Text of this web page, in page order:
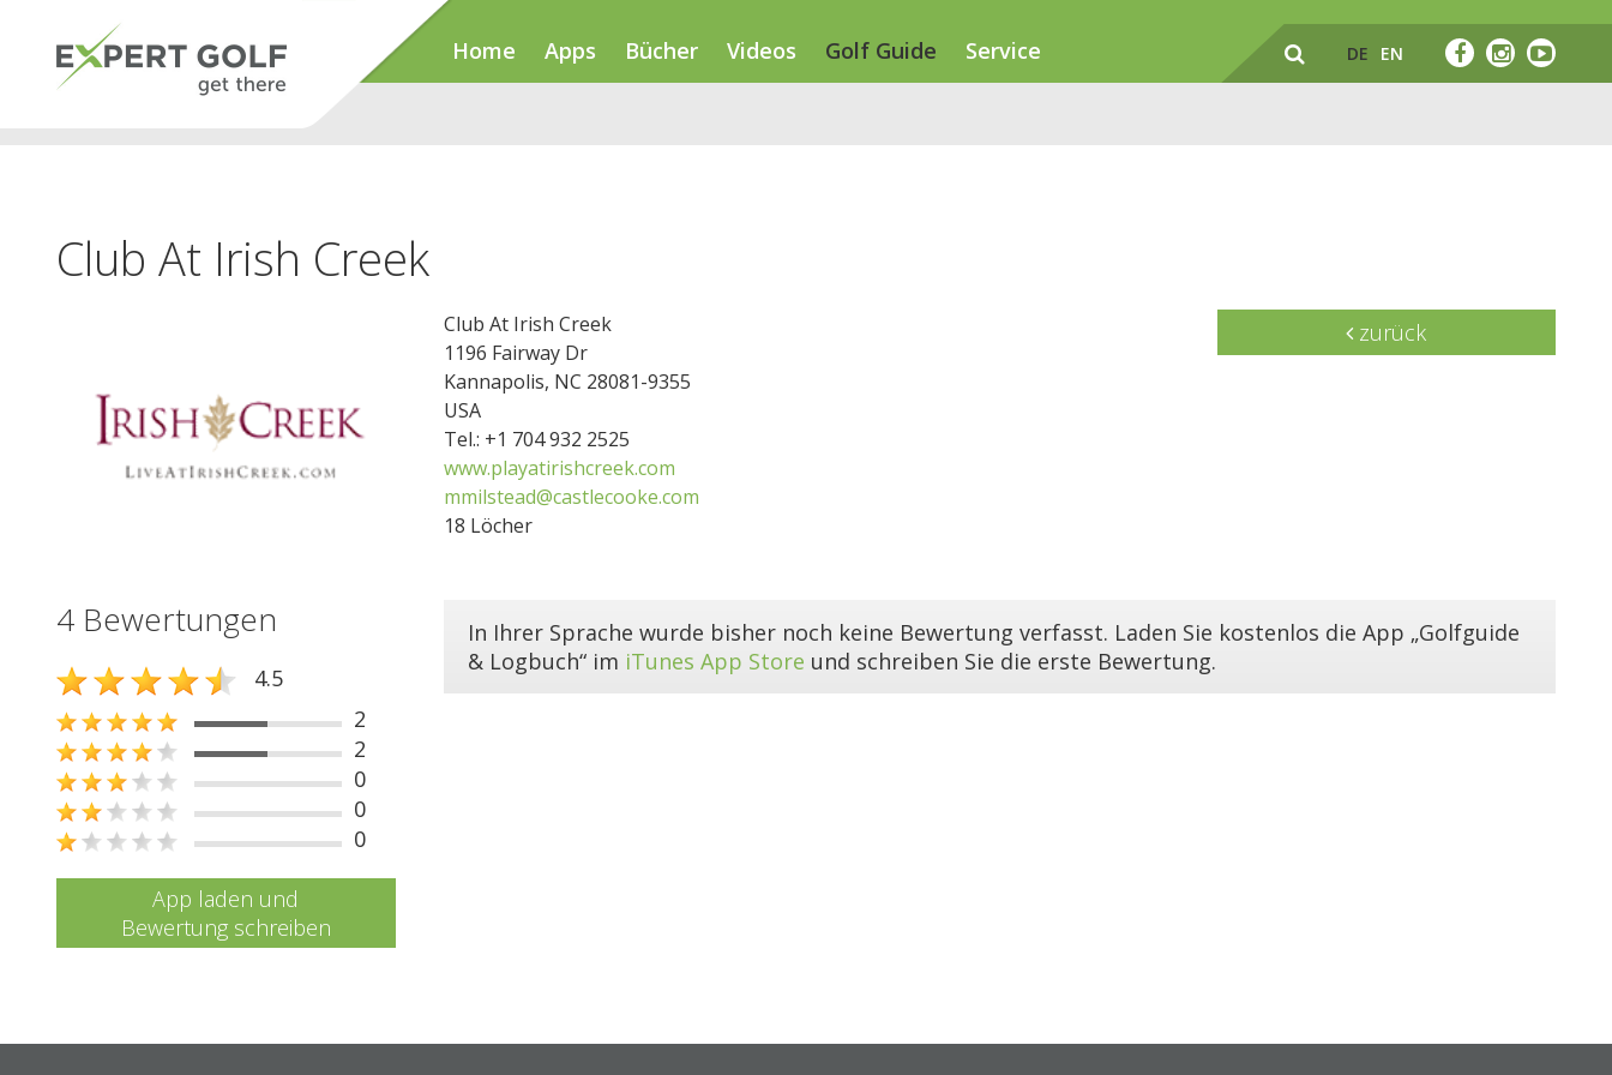
Home Apps Bücher Videos Golf Guide Service DE EN
Club At Irish Creek
Club At Irish Creek
1196 Fairway Dr
Kannapolis, NC 28081-9355
USA
Tel.: +1 704 932 2525
www.playatirishcreek.com
mmilstead@castlecooke.com
18 Löcher
zurück
4 Bewertungen
4.5
2
2
0
0
0
App laden und
Bewertung schreiben
In Ihrer Sprache wurde bisher noch keine Bewertung verfasst. Laden Sie kostenlos die App „Golfguide
& Logbuch“ im iTunes App Store und schreiben Sie die erste Bewertung.